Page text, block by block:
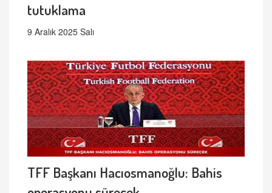
tutuklama
9 Aralık 2025 Salı
TFF Başkanı Hacıosmanoğlu: Bahis